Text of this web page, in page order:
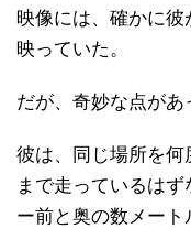
映像には、確かに
映っていた。
だが、奇妙な点があ
彼は、同じ場所を
まで走っているは
ー前と奥の数メー